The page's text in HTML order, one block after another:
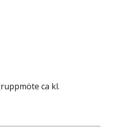
ca kl.